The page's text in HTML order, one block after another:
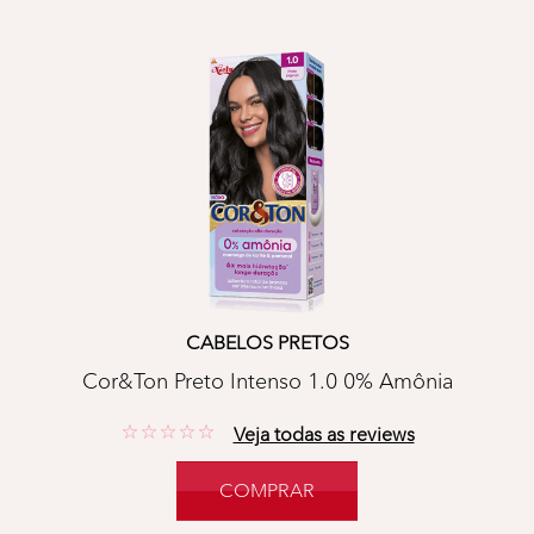
CABELOS PRETOS
Cor&Ton Preto Intenso 1.0 0% Amônia
No reviews Veja todas as reviews
COMPRAR